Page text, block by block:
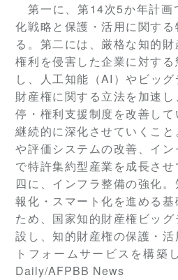
第一に、第14次5か年計画
化戦略と保護・活用に関す
る。第二には、厳格な知的財
権利を侵害した企業に対す
し、人工知能（AI）やビッ
財産権に関する立法を加速
停・権利支援制度を改善し
継続的に深化させていくこ
や評価システムの改善、イ
で特許集約型産業を成長さ
四に、インフラ整備の強化
報化・スマート化を進める
ため、国家知的財産権ビッ
設し、知的財産権の保護・
トフォームサービスを構築
Daily/AFPBB News